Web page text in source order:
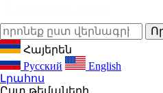
Հայերեն
Русский
English
Լրահոս
Ըստ թեմաների